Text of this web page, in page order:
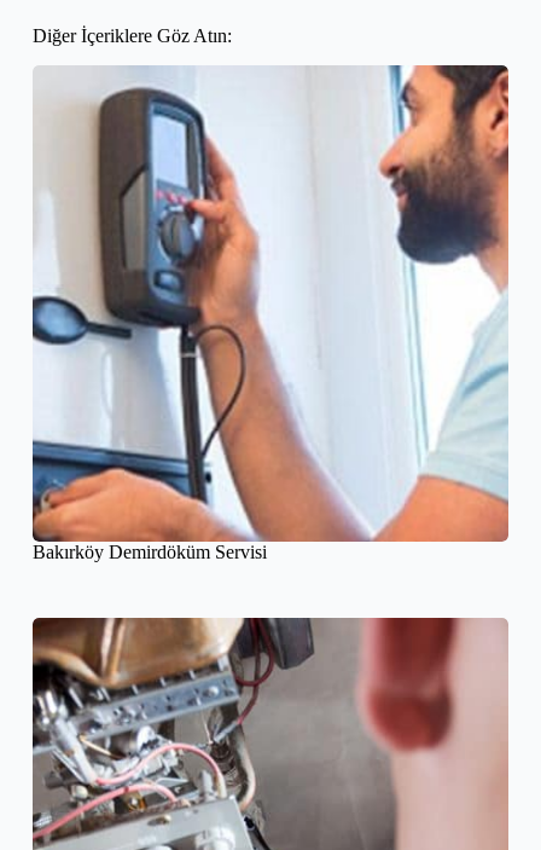
Diğer İçeriklere Göz Atın:
Bakırköy Demirdöküm Servisi